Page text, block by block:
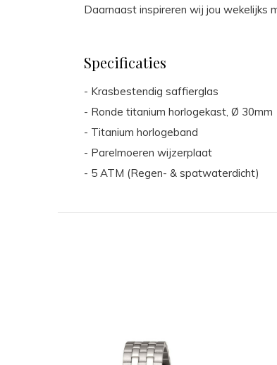
Daarnaast inspireren wij jou wekelijks
Specificaties
- Krasbestendig saffierglas
- Ronde titanium horlogekast, Ø 30mm
- Titanium horlogeband
- Parelmoeren wijzerplaat
- 5 ATM (Regen- & spatwaterdicht)